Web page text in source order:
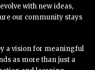
with new ideas,
our community stays
a vision for meaningful
as more than just a